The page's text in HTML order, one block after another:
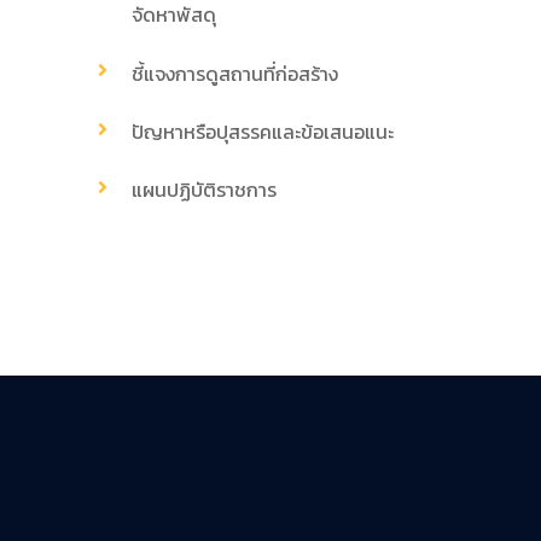
จัดหาพัสดุ
ชี้แจงการดูสถานที่ก่อสร้าง
ปัญหาหรือปุสรรคและข้อเสนอแนะ
แผนปฏิบัติราชการ